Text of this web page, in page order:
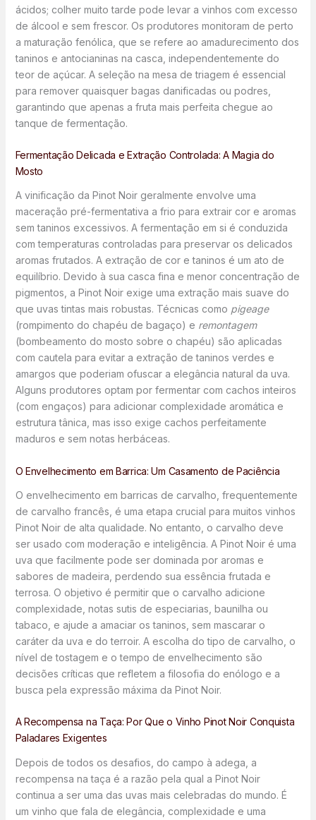
ácidos; colher muito tarde pode levar a vinhos com excesso
de álcool e sem frescor. Os produtores monitoram de perto
a maturação fenólica, que se refere ao amadurecimento dos
taninos e antocianinas na casca, independentemente do
teor de açúcar. A seleção na mesa de triagem é essencial
para remover quaisquer bagas danificadas ou podres,
garantindo que apenas a fruta mais perfeita chegue ao
tanque de fermentação.
Fermentação Delicada e Extração Controlada: A Magia do
Mosto
A vinificação da Pinot Noir geralmente envolve uma
maceração pré-fermentativa a frio para extrair cor e aromas
sem taninos excessivos. A fermentação em si é conduzida
com temperaturas controladas para preservar os delicados
aromas frutados. A extração de cor e taninos é um ato de
equilíbrio. Devido à sua casca fina e menor concentração de
pigmentos, a Pinot Noir exige uma extração mais suave do
que uvas tintas mais robustas. Técnicas como pigeage
(rompimento do chapéu de bagaço) e remontagem
(bombeamento do mosto sobre o chapéu) são aplicadas
com cautela para evitar a extração de taninos verdes e
amargos que poderiam ofuscar a elegância natural da uva.
Alguns produtores optam por fermentar com cachos inteiros
(com engaços) para adicionar complexidade aromática e
estrutura tânica, mas isso exige cachos perfeitamente
maduros e sem notas herbáceas.
O Envelhecimento em Barrica: Um Casamento de Paciência
O envelhecimento em barricas de carvalho, frequentemente
de carvalho francês, é uma etapa crucial para muitos vinhos
Pinot Noir de alta qualidade. No entanto, o carvalho deve
ser usado com moderação e inteligência. A Pinot Noir é uma
uva que facilmente pode ser dominada por aromas e
sabores de madeira, perdendo sua essência frutada e
terrosa. O objetivo é permitir que o carvalho adicione
complexidade, notas sutis de especiarias, baunilha ou
tabaco, e ajude a amaciar os taninos, sem mascarar o
caráter da uva e do terroir. A escolha do tipo de carvalho, o
nível de tostagem e o tempo de envelhecimento são
decisões críticas que refletem a filosofia do enólogo e a
busca pela expressão máxima da Pinot Noir.
A Recompensa na Taça: Por Que o Vinho Pinot Noir Conquista
Paladares Exigentes
Depois de todos os desafios, do campo à adega, a
recompensa na taça é a razão pela qual a Pinot Noir
continua a ser uma das uvas mais celebradas do mundo. É
um vinho que fala de elegância, complexidade e uma